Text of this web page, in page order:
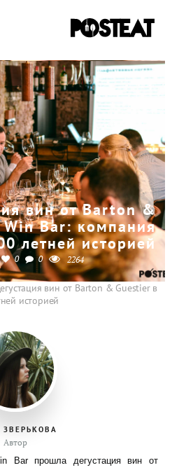
вин от Barton &
Bar: компания
летней историей
0 0 2264
вин от Barton & Guestier в
историей
Автор
Bar прошла дегустация вин от